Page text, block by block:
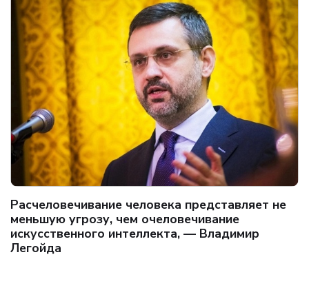
Расчеловечивание человека представляет не
меньшую угрозу, чем очеловечивание
искусственного интеллекта, — Владимир
Легойда